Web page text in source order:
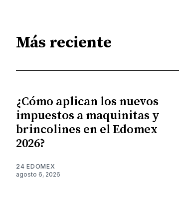
Más reciente
¿Cómo aplican los nuevos
impuestos a maquinitas y
brincolines en el Edomex
2026?
24 EDOMEX
agosto 6, 2026